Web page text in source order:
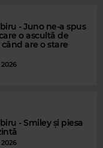
MY HEART
- Juno ne-a spus
o ascultă de
are o stare
- Smiley și piesa